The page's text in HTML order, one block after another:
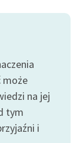
może
na jej
tym
i